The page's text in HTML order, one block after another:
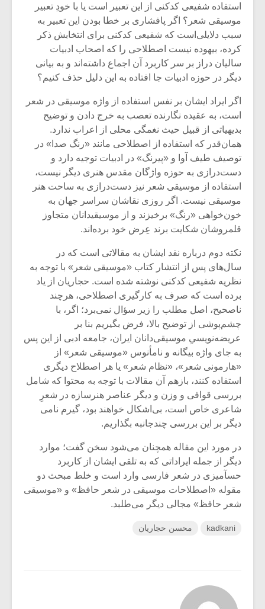
استفاده شفیعی کدکنی از این تعبیر است یا با خودِ تعبیر
موسیقی شعر؟ اگر پافشاری بر خطا بودن این تعبیر به
سبب دلایلی‌است که شفیعی کدکنی برای انتخابش ذکر
کرده، بیهوده نیست اصطلاحی را که اصحاب ادبیات
سالیان دراز بر سر کاربرد آن اجماع داشته‌اند و به بیانی
دیگر در حوزه ادبیات جا افتاده به این دلیل حذف کنیم؟
اگر ایراد ایشان بر نفس استفاده از واژه موسیقی در شعر
است، به عقیده نگارنده تعصب به خرج دادن و توضیح
بدیهیاتی از قبیل حیث نغمگی محلی از اعراب ندارد.
همان‌قدر که استفاده از اصطلاحی مانند «رنگ صدا» در
توصیف طیف آوا و «پیرنگ» در ادبیات توجیه دارد و
دست‌درازی به حوزه واژگان مقدس هنری دیگر نیست،
استفاده از موسیقی شعر نیز دست‌درازی به ساحت هنر
موسیقی نیست. اگر روزی نقاشان سراسر جهان به
خون‌خواهی «رنگ» برخیزند و از موسیقیدانان متجاوز
قلمروشان شکایت برند عِرض خود برده‌اند.
نکته دوم درباره نقد ایشان به مقالاتی است که در
سال‌های پس از انتشار کتاب «موسیقی شعر» با توجه به
نظریه شفیعی کدکنی نوشته شده است. حجاریان از یاد
برده است که صرف به کارگیری اصطلاحی، هرچند
ناصحیح، اصل مطلب را زیر سؤال نمی‌برد؛ اگر، با
چشم‌پوشی از توضیح بالا، فرض بگیریم بنا بر
عریضه‌نویسیِ موسیقی‌دانان ایران، جامعه ادبی از این پس
به جای واژه بیگانه و نامأنوس «موسیقی شعر» از
«هارمونی شعر»، «نظام شعر» یا هر اصطلاح دیگری
استفاده کنند، بازهم آن مقالات با توجه به محتوا که شامل
بررسی قوافی و وزن و دیگر عناصر هنرسازه در شعرِ
شاعری خاص است، بی‌اشکال خواهند بود، گیرم نامی
دیگر بر این بررسی چندجانبه بگذاریم.
در مورد این مقاله همچنان می‌شود سخن گفت؛ موارد
دیگر از جمله ایراداتی که به تلقی ایشان از کاربرد
حسآمیزی در شعر فارسی وارد است و خلط مبحث دو
مقوله «اصطلاحات موسیقی در شعر حافظ» و «موسیقی
شعر حافظ» مجالی دیگر می‌طلبد.
kadkani محسن حجاریان